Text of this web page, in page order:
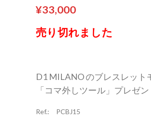
¥33,000
売り切れました
D1 MILANO のブレスレット
「コマ外しツール」プレゼン
Ref.: PCBJ15